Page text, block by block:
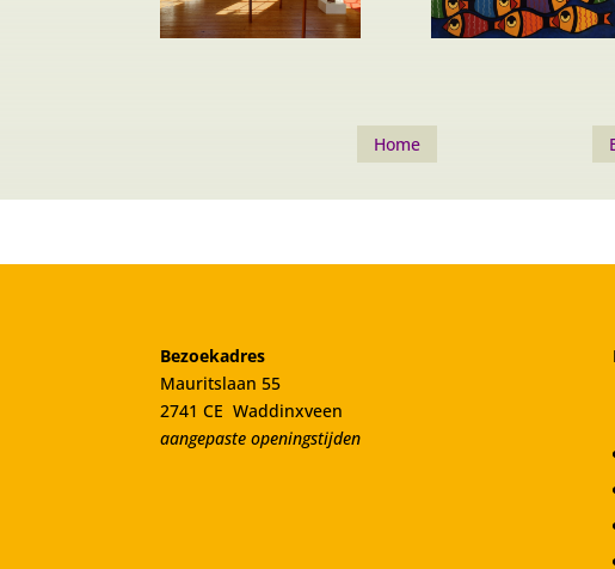
Home
Bezoekadres
Mauritslaan 55
2741 CE Waddinxveen
aangepaste openingstijden